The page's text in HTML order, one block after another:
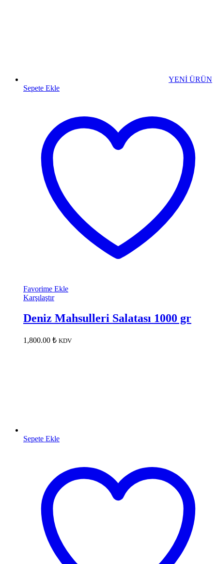
YENİ ÜRÜN
Sepete Ekle
Favorime Ekle
Karşılaştır
Deniz Mahsulleri Salatası 1000 gr
1,800.00 ₺ KDV
Sepete Ekle